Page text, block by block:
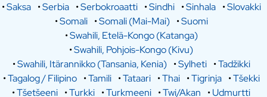
•Saksa •Serbia •Serbokroaatti •Sindhi •Sinhala •Slovakki
•Somali •Somali (Mai-Mai) •Suomi
•Swahili, Etelä-Kongo (Katanga)
•Swahili, Pohjois-Kongo (Kivu)
•Swahili, Itärannikko (Tansania, Kenia) •Sylheti •Tadžikki
•Tagalog / Filipino •Tamili •Tataari •Thai •Tigrinja •Tšekki
•Tšetšeeni •Turkki •Turkmeeni •Twi/Akan •Udmurtti